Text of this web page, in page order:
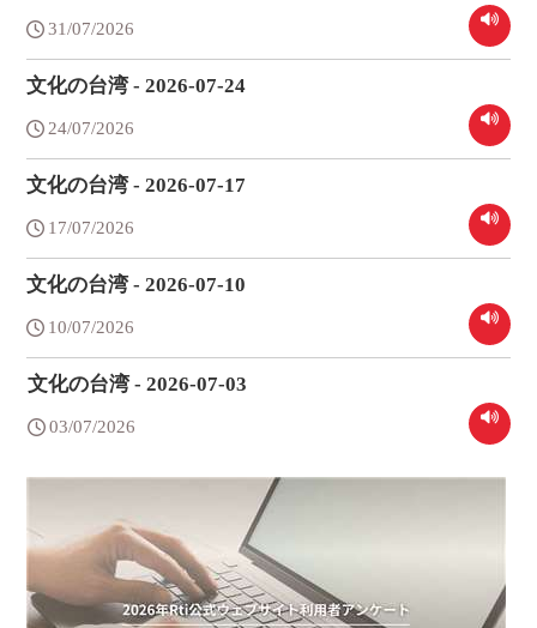
31/07/2026
文化の台湾 - 2026-07-24
24/07/2026
文化の台湾 - 2026-07-17
17/07/2026
文化の台湾 - 2026-07-10
10/07/2026
文化の台湾 - 2026-07-03
03/07/2026